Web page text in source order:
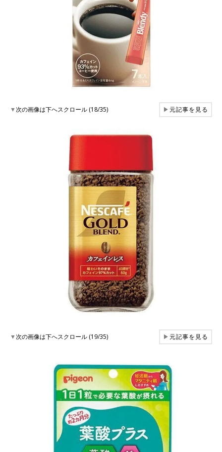
▼次の画像は下へスクロール (18/35) ▶元記事を見る
▼次の画像は下へスクロール (19/35) ▶元記事を見る